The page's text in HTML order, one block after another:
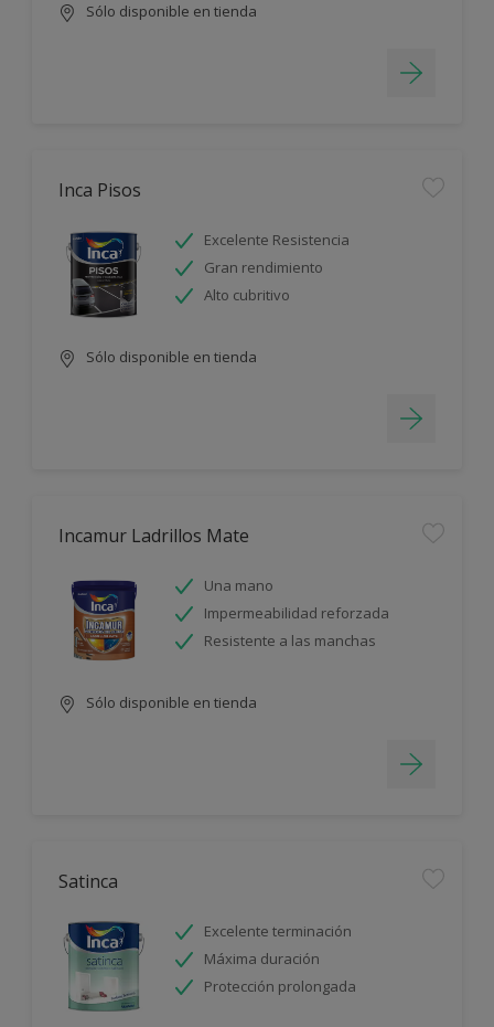
Sólo disponible en tienda
Inca Pisos
Excelente Resistencia
Gran rendimiento
Alto cubritivo
Sólo disponible en tienda
Incamur Ladrillos Mate
Una mano
Impermeabilidad reforzada
Resistente a las manchas
Sólo disponible en tienda
Satinca
Excelente terminación
Máxima duración
Protección prolongada